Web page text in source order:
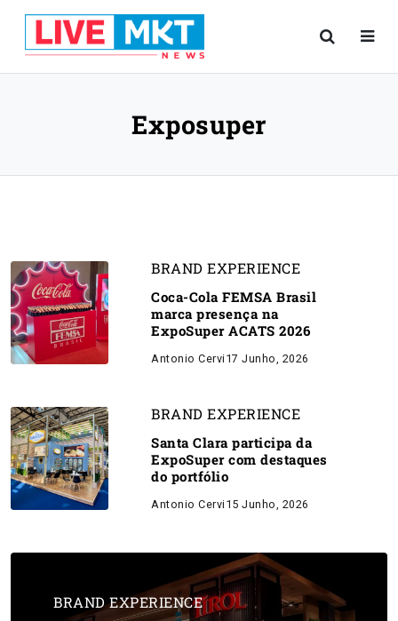
Exposuper
BRAND EXPERIENCE
Coca-Cola FEMSA Brasil
marca presença na
ExpoSuper ACATS 2026
Antonio Cervi 17 Junho, 2026
BRAND EXPERIENCE
Santa Clara participa da
ExpoSuper com destaques
do portfólio
Antonio Cervi 15 Junho, 2026
BRAND EXPERIENCE